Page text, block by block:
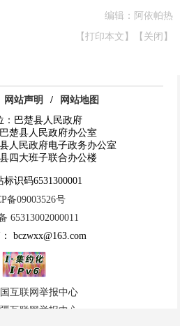
编辑：阿依帕热
【打印本文】
【关闭】
网站声明 /
网站地图
：巴楚县人民政府
楚县人民政府办公室
人民政府电子政务办公室
四大班子联合办公楼
识码6531300001
备09003526号
65313002000011
bczwxx@163.com
互联网举报中心
互联网举报中心